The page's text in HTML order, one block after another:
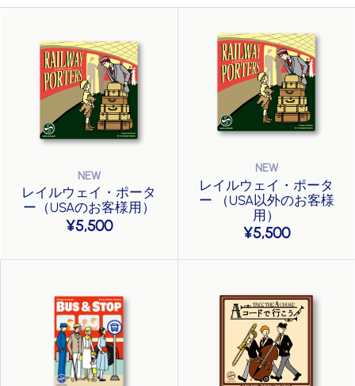
レイルウェイ・ポータ
ー（USAのお客様用）
5,500
レイルウェイ・ポータ
ー （USA以外のお客様
用）
5,500